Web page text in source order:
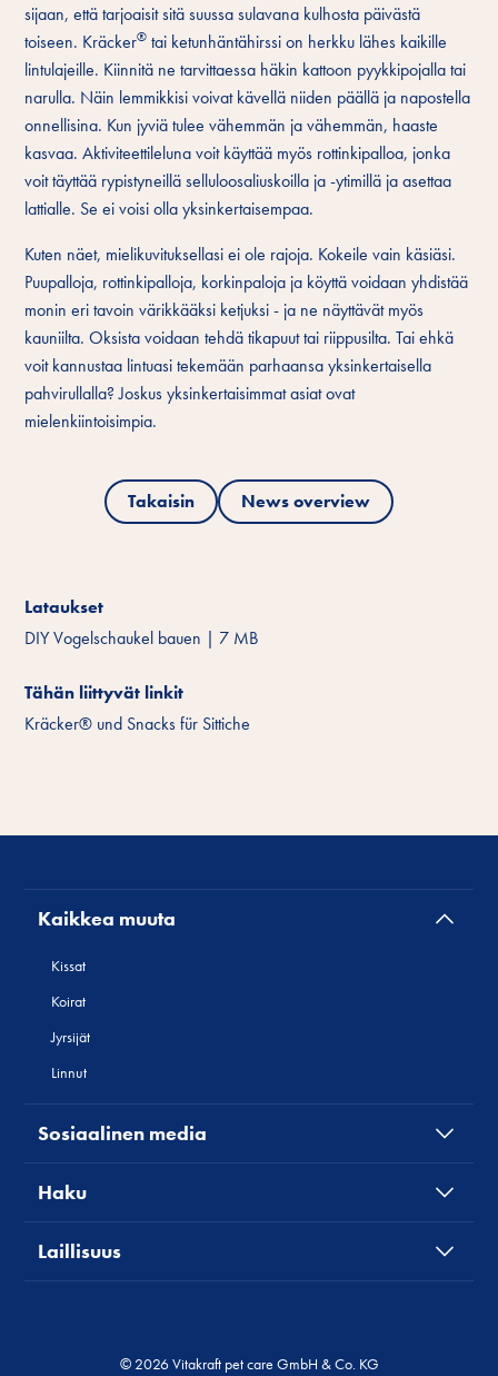
sijaan, että tarjoaisit sitä suussa sulavana kulhosta päivästä
toiseen. Kräcker® tai ketunhäntähirssi on herkku lähes kaikille
lintulajeille. Kiinnitä ne tarvittaessa häkin kattoon pyykkipojalla tai
narulla. Näin lemmikkisi voivat kävellä niiden päällä ja napostella
onnellisina. Kun jyviä tulee vähemmän ja vähemmän, haaste
kasvaa. Aktiviteettileluna voit käyttää myös rottinkipalloa, jonka
voit täyttää rypistyneillä selluloosaliuskoilla ja -ytimillä ja asettaa
lattialle. Se ei voisi olla yksinkertaisempaa.
Kuten näet, mielikuvituksellasi ei ole rajoja. Kokeile vain käsiäsi.
Puupalloja, rottinkipalloja, korkinpaloja ja köyttä voidaan yhdistää
monin eri tavoin värikkääksi ketjuksi - ja ne näyttävät myös
kauniilta. Oksista voidaan tehdä tikapuut tai riippusilta. Tai ehkä
voit kannustaa lintuasi tekemään parhaansa yksinkertaisella
pahvirullalla? Joskus yksinkertaisimmat asiat ovat
mielenkiintoisimpia.
Takaisin News overview
Lataukset
DIY Vogelschaukel bauen | 7 MB
Tähän liittyvät linkit
Kräcker® und Snacks für Sittiche
Kaikkea muuta
Kissat
Koirat
Jyrsijät
Linnut
Sosiaalinen media
Haku
Laillisuus
© 2026 Vitakraft pet care GmbH & Co. KG